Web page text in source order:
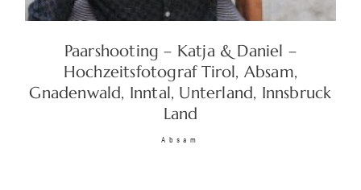
Paarshooting – Katja & Daniel –
Hochzeitsfotograf Tirol, Absam,
Gnadenwald, Inntal, Unterland, Innsbruck
Land
Absam
© 2026 Christoph Graus |
Impressum/Datenschutz/AGB|
| +43 (0)677 620 327 74 |
traumlichtfoto@gmail.com